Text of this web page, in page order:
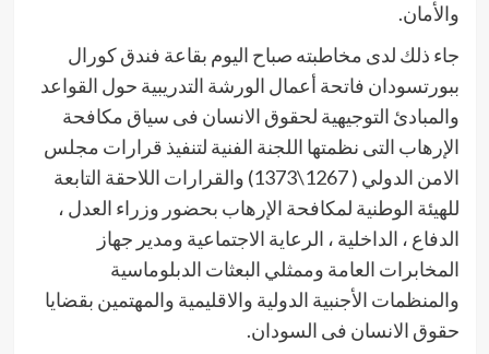
والأمان.
جاء ذلك لدى مخاطبته صباح اليوم بقاعة فندق كورال
ببورتسودان فاتحة أعمال الورشة التدريبية حول القواعد
والمبادئ التوجيهية لحقوق الانسان فى سياق مكافحة
الإرهاب التى نظمتها اللجنة الفنية لتنفيذ قرارات مجلس
الامن الدولي ( 1267\1373) والقرارات اللاحقة التابعة
للهيئة الوطنية لمكافحة الإرهاب بحضور وزراء العدل ،
الدفاع ، الداخلية ، الرعاية الاجتماعية ومدير جهاز
المخابرات العامة وممثلي البعثات الدبلوماسية
والمنظمات الأجنبية الدولية والاقليمية والمهتمين بقضايا
حقوق الانسان فى السودان.